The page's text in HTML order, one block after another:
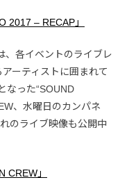
2017 – RECAP」
、各イベントのライブレ
ーティストに囲まれて
なった“SOUND
、水曜日のカンパネ
のライブ映像も公開中
CREW」